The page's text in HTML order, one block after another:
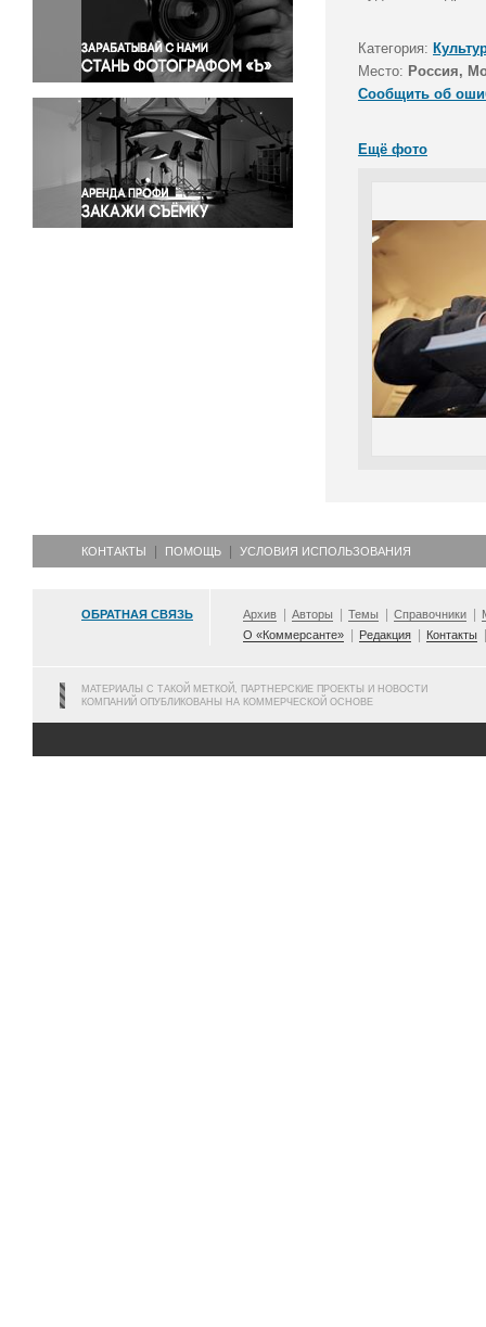
Правосудие
Происшествия и конфликты
Религия
Светская жизнь
Спорт
Экология
Экономика и бизнес
Категория:
Место: Россия,
Сообщить об
Ещё фото
КОНТАКТЫ ПОМОЩЬ УСЛОВИЯ ИСПОЛЬЗОВАНИЯ
ОБРАТНАЯ СВЯЗЬ Архив Авторы Темы Справочники
О «Коммерсанте»
Редакция Контакты
МАТЕРИАЛЫ С ТАКОЙ МЕТКОЙ, ПАРТНЕРСКИЕ ПРОЕКТЫ И НОВОСТИ
КОМПАНИЙ ОПУБЛИКОВАНЫ НА КОММЕРЧЕСКОЙ ОСНОВЕ